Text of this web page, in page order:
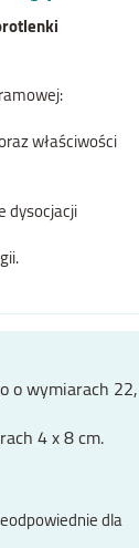
właściwości
dysocjacji
o wymiarach
4 x 8 cm.
dla